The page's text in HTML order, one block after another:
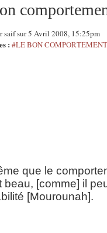
saif sur 5 Avril 2008, 15:25pm
: #LE BON COMPORTEMENT
que le
beau, [comme] il
[Mourounah].